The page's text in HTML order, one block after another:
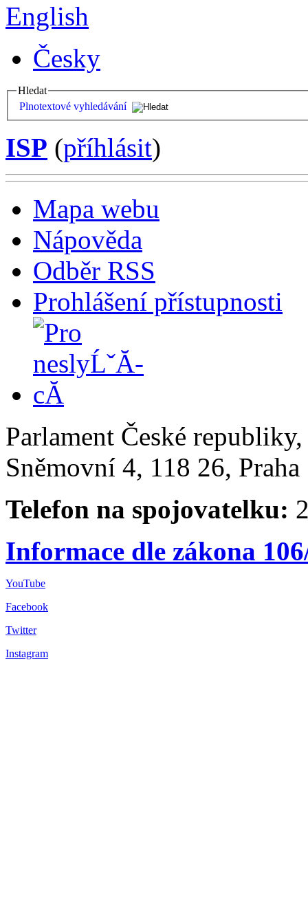
English
Česky
Hledat
Plnotextové vyhledávání
ISP (příhlásit)
Mapa webu
Nápověda
Odběr RSS
Prohlášení přístupnosti
Parlament České
Sněmovní 4, 118 26,
Telefon na spojovatelku:
Informace dle zákona
YouTube
Facebook
Twitter
Instagram